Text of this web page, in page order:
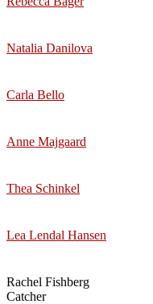
Natalia Danilova
Carla Bello
Anne Majgaard
Thea Schinkel
Lea Lendal Hansen
Rachel Fishberg
Catcher